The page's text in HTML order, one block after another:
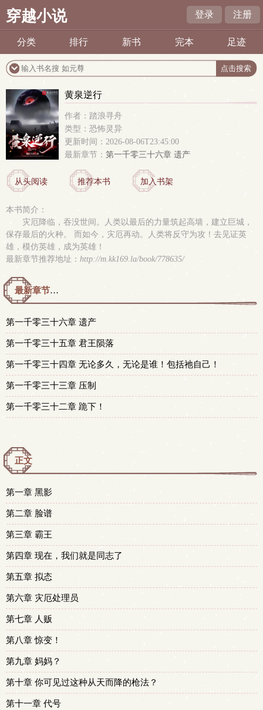
穿越小说 登录 注册
分类 排行 新书 完本 足迹
黄泉逆行
作者：踏浪寻舟
类型：恐怖灵异
更新时间：2026-08-06T23:45:00
最新章节： 第一千零三十六章 遗产
从头阅读 推荐本书 加入书架
本书简介：
灾厄降临，吞没世间。人类以最后的力量筑起高墙，建立巨城，
保存最后的火种。 而如今，灾厄再动。人类将反守为攻！去见证英
雄，模仿英雄，成为英雄！
最新章节推荐地址： http://m.kk169.la/book/778635/
最新章节预览 更新时间：2026-08-06T23:45:00
第一千零三十六章 遗产
第一千零三十五章 君王陨落
第一千零三十四章 无论多久，无论是谁！包括祂自己！
第一千零三十三章 压制
第一千零三十二章 跪下！
正文
第一章 黑影
第二章 脸谱
第三章 霸王
第四章 现在，我们就是同志了
第五章 拟态
第六章 灾厄处理员
第七章 人贩
第八章 惊变！
第九章 妈妈？
第十章 你可见过这种从天而降的枪法？
第十一章 代号